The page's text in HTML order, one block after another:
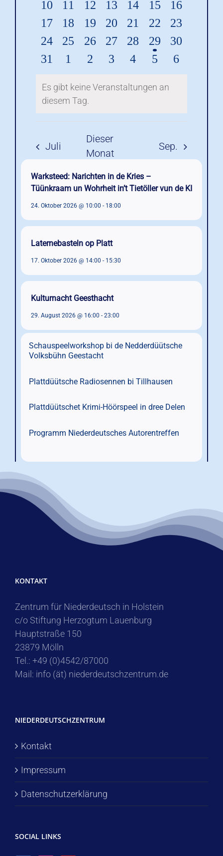
Warksteed: Narichten in de Kries –
Tüünkraam un Wohrheit in’t Tietöller vun de KI
24. Oktober 2026 @ 10:00 - 18:00
Laternebasteln op Platt
17. Oktober 2026 @ 14:00 - 15:30
Kulturnacht Geesthacht
29. August 2026 @ 16:00 - 23:00
Schauspeelworkshop bi de Nedderdüütsche
Volksbühn Geestacht
Plattdüütsche Radiosennen bi Tillhausen
Plattdüütschet Krimi-Höörspeel in dree Delen
Programm Niederdeutsches Autorentreffen
KONTAKT
Zentrum für Niederdeutsch in Holstein
c/o Stiftung Herzogtum Lauenburg
Hauptstraße 150
23879 Mölln
Tel.: +49 (0)4542/87000
Mail: info (ät) niederdeutschzentrum.de
NIEDERDEUTSCHZENTRUM
Kontakt
Impressum
Datenschutzerklärung
SOCIAL LINKS